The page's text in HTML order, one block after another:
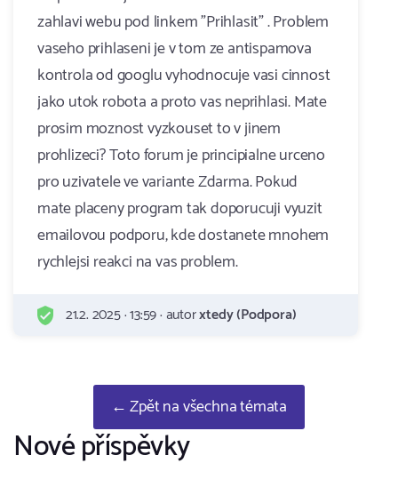
zahlavi webu pod linkem "Prihlasit" . Problem
vaseho prihlaseni je v tom ze antispamova
kontrola od googlu vyhodnocuje vasi cinnost
jako utok robota a proto vas neprihlasi. Mate
prosim moznost vyzkouset to v jinem
prohlizeci? Toto forum je principialne urceno
pro uzivatele ve variante Zdarma. Pokud
mate placeny program tak doporucuji vyuzit
emailovou podporu, kde dostanete mnohem
rychlejsi reakci na vas problem.
21.2. 2025 · 13:59 · autorxtedy (Podpora)
← Zpět na všechna témata
Nové příspěvky